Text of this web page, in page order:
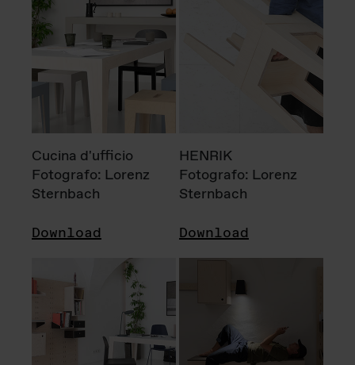
Cucina d'ufficio
Fotografo: Lorenz
Sternbach
Download
HENRIK
Fotografo: Lorenz
Sternbach
Download